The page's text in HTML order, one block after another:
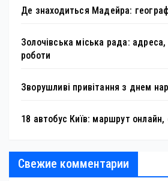
Де знаходиться Мадейра:
Золочівська міська рада: адреса,
роботи
Зворушливі привітання з днем
18 автобус Київ: маршрут онлайн,
Свежие комментарии